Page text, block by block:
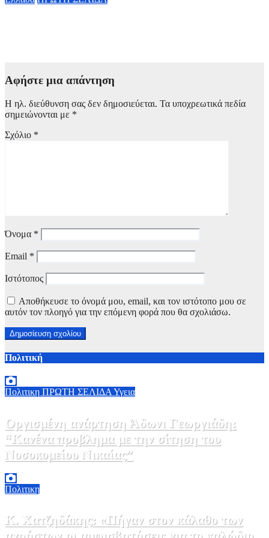
Αφήστε μια απάντηση
Η ηλ. διεύθυνση σας δεν δημοσιεύεται. Τα υποχρεωτικά πεδία
σημειώνονται με *
Σχόλιο *
Όνομα *
Email *
Ιστότοπος
Αποθήκευσε το όνομά μου, email, και τον ιστότοπο μου σε
αυτόν τον πλοηγό για την επόμενη φορά που θα σχολιάσω.
Πολιτική
Πολιτικη ΠΡΩΤΗ ΣΕΛΙΔΑ Υγεια
Οργισμένη ανάρτηση Άδωνι Γεωργιάδη:
“Κανένα προβλημα με την σίτηση του
Νοσοκομείου Νικαίας”
Πολιτικη
Κ. Χατζηδάκης: «Πήγαν στον κάλαθο των